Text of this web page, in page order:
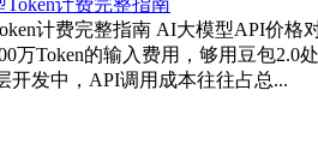
计费完整指南 AI大模型API价
Token的输入费用，够用豆包2.0
开发中，API调用成本往往占总...